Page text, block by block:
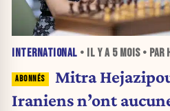
INTERNATIONAL • IL Y A 5 MOIS• PAR
Mitra
Iraniens n’ont